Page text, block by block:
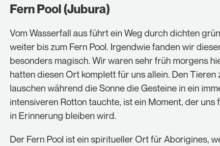
Fern Pool (Jubura)
Vom Wasserfall aus führt ein Weg durch dichten
weiter bis zum Fern Pool. Irgendwie fanden wir
besonders magisch. Wir waren sehr früh morgens
hatten diesen Ort komplett für uns allein. Den Tieren
lauschen während die Sonne die Gesteine in ein
intensiveren Rotton tauchte, ist ein Moment, der uns
in Erinnerung bleiben wird.
Der Fern Pool ist ein spiritueller Ort für Aborigines,